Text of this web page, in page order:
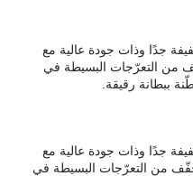
جدًا وذات جودة عالية مع
من التعرّجات البسيطة في
ببطانة رقيقة.
جدًا وذات جودة عالية مع
تُخفّف من التعرّجات البسيطة في